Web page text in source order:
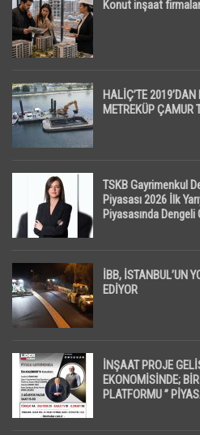
Konut inşaat
HALİÇ’TE
METREKÜP ÇAMUR
TSKB Gayrimenkul
Piyasası 2026 İlk
Piyasasında
İBB, İSTANBUL’UN
EDİYOR
İNŞAAT PROJE
EKONOMİSİNDE;
PLATFORMU ”